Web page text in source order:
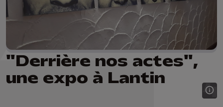
"Derrière nos actes",
une expo à Lantin